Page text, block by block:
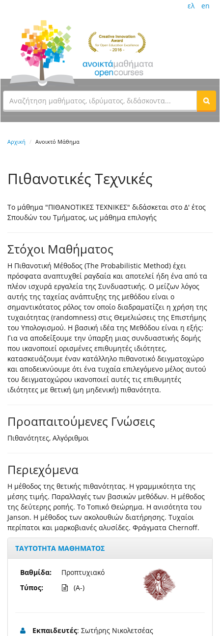
ελ en
Αρχική Ανοικτό Μάθημα
Πιθανοτικές Τεχνικές
Το μάθημα "ΠΙΘΑΝΟΤΙΚΕΣ ΤΕΧΝΙΚΕΣ" διδάσκεται στο Δ' έτος
Σπουδών του Τμήματος, ως μάθημα επιλογής
Στόχοι Μαθήματος
Η Πιθανοτική Μέθοδος (The Probabilistic Method) έχει
πρόσφατα αναπτυχθεί ραγδαία και αποτελεί ήδη ένα από τα
πλέον ισχυρά εργαλεία της Συνδυαστικής. Ο μείζων λόγος
αυτής της ταχείας ανάπτυξης της μεθόδου είναι ο
σημαντικότατος ρόλος τον οποίο διαδραματίζει η χρήση της
τυχαιότητας (randomness) στις Θεμελιώσεις της Επιστήμης
του Υπολογισμού. Η βασική ιδέα της Μεθόδου είναι η εξής:
Για να αποδείξουμε την ύπαρξη μιας συνδυαστικής δομής
που ικανοποιεί ορισμένες επιθυμητές ιδιότητες,
κατασκευάζουμε έναν κατάλληλο πιθανοτικό δειγματοχώρο
και αποδεικνύουμε ότι ένα τυχαία επιλεγόμενο μέλος αυτού
του δειγματοχώρου ικανοποιεί αυτές τις επιθυμητές
ιδιότητες με θετική (μη μηδενική) πιθανότητα.
Προαπαιτούμενες Γνώσεις
Πιθανότητες, Αλγόριθμοι
Περιεχόμενα
Η μέθοδος της θετικής πιθανότητας. Η γραμμικότητα της
μέσης τιμής. Παραλλαγές των βασικών μεθόδων. Η μέθοδος
της δεύτερης ροπής. Το Τοπικό Θεώρημα. Η ανισότητα του
Janson. Η μέθοδος των ακολουθιών διατήρησης. Τυχαίοι
περίπατοι και μαρκοβιανές αλυσίδες. Φράγματα Chernoff.
ΤΑΥΤΟΤΗΤΑ ΜΑΘΗΜΑΤΟΣ
Βαθμίδα:
Τύπος:
Προπτυχιακό
(A-)
Εκπαιδευτές: Σωτήρης Νικολετσέας